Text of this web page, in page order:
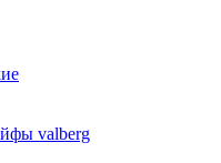
valberg